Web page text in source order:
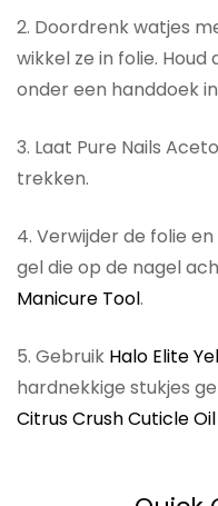
2. Doordrenk watjes
wikkel ze in folie.
onder een handdoek
3. Laat Pure Nails
trekken.
4. Verwijder de folie
gel die op de nagel
Manicure Tool.
5. Gebruik Halo Elite
hardnekkige stukjes
Citrus Crush Cuticle Oil